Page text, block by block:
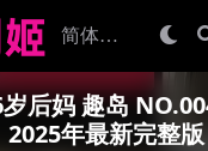
后妈 趣岛
2025年最新完整版